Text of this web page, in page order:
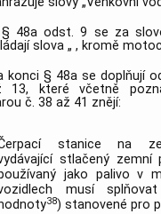
48a odst. 9 se za
slova „ , kromě
konci § 48a se doplňují
13, které včetně
č. 38 až 41 znějí:
stanice na
stlačený zemní
jako palivo v
musí
hodnoty38) stanovené pro